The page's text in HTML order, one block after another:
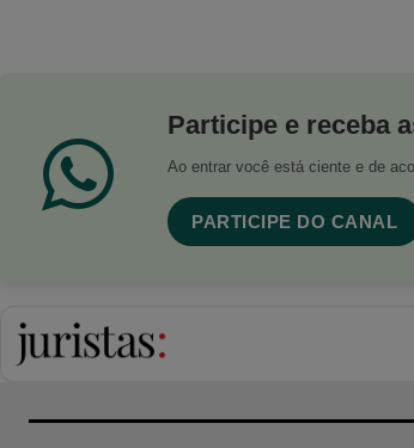
Participe e receba
Ao entrar você está ciente e de
PARTICIPE DO CANAL